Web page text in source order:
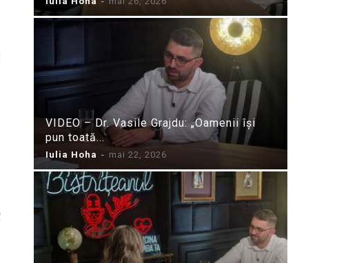
VIDEO – Dr. Vasile Grajdu: „Oamenii își
pun toată...
Iulia Hoha - mai 22, 2026